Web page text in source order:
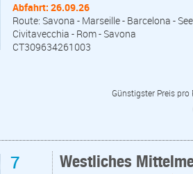
Abfahrt: 26.09.26
Route: Savona - Marseille - Barcelona -
Civitavecchia - Rom - Savona
CT309634261003
Günstigster Preis pro
7 Westliches